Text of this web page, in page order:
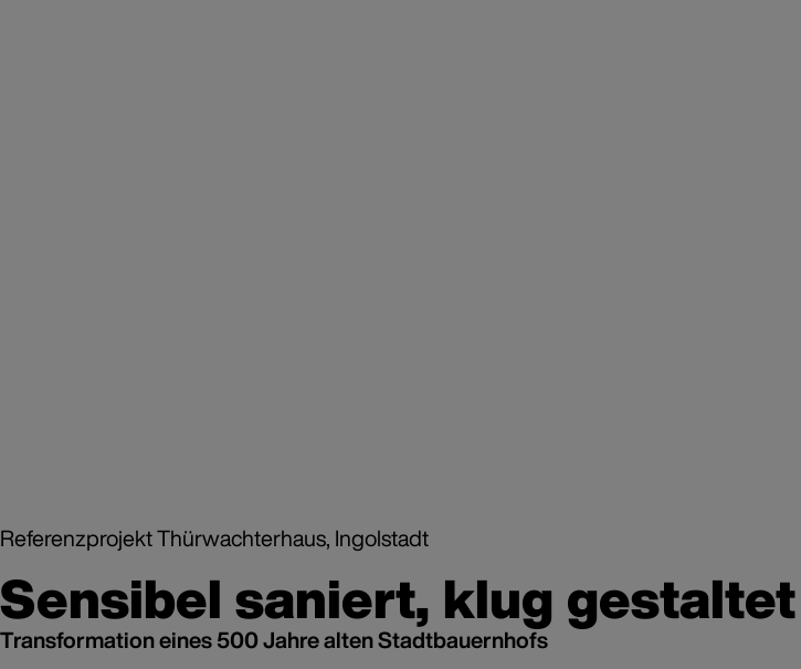
Referenzprojekt Thürwachterhaus, Ingolstadt
Sensibel saniert, klug gestaltet
Transformation eines 500 Jahre alten Stadtbauernhofs